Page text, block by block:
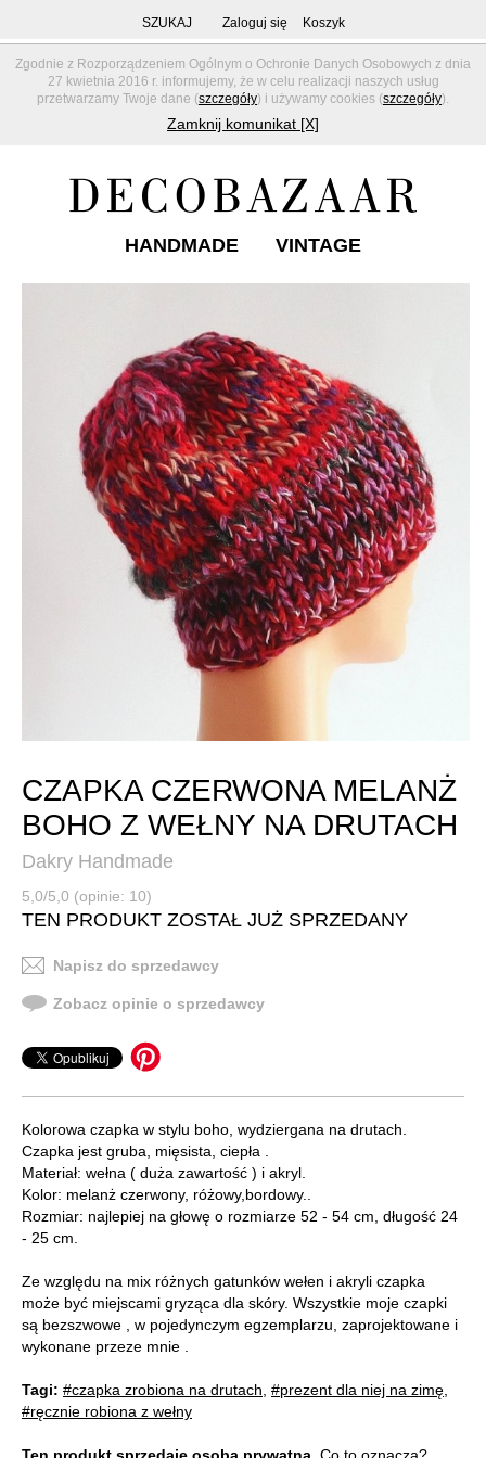
Zgodnie z Rozporządzeniem Ogólnym o Ochronie Danych Osobowych z dnia
27 kwietnia 2016 r. informujemy, że w celu realizacji naszych usług
przetwarzamy Twoje dane (szczegóły) i używamy cookies (szczegóły).
Zamknij komunikat [X]
SZUKAJ Zaloguj się Koszyk
HANDMADE VINTAGE
CZAPKA CZERWONA MELANŻ
BOHO Z WEŁNY NA DRUTACH
Dakry Handmade
5,0/5,0 (opinie: 10)
TEN PRODUKT ZOSTAŁ JUŻ SPRZEDANY
Napisz do sprzedawcy
Zobacz opinie o sprzedawcy
Kolorowa czapka w stylu boho, wydziergana na drutach.
Czapka jest gruba, mięsista, ciepła .
Materiał: wełna ( duża zawartość ) i akryl.
Kolor: melanż czerwony, różowy,bordowy..
Rozmiar: najlepiej na głowę o rozmiarze 52 - 54 cm, długość 24
- 25 cm.
Ze względu na mix różnych gatunków wełen i akryli czapka
może być miejscami gryząca dla skóry. Wszystkie moje czapki
są bezszwowe , w pojedynczym egzemplarzu, zaprojektowane i
wykonane przeze mnie .
Tagi: #czapka zrobiona na drutach #prezent dla niej na zimę
#ręcznie robiona z wełny